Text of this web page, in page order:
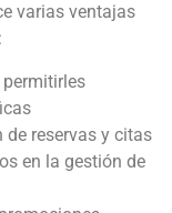
varias ventajas
reservas y citas
en la gestión de